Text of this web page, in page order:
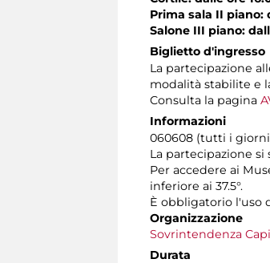
Prima sala II piano:
Salone III piano:
Biglietto d'ingresso
La partecipazione
modalità stabilite e
Consulta la pagina
Informazioni
060608 (tutti i giorni
La partecipazione
Per accedere ai
inferiore ai 37.5°.
È obbligatorio l'uso
Organizzazione
Sovrintendenza
Durata